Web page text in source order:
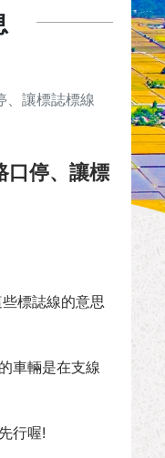
、讓標誌標線
口停、讓標
標誌線的意思
車輛是在支線
行喔!